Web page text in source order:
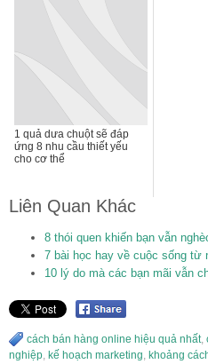
1 quả dưa chuột sẽ đáp
ứng 8 nhu cầu thiết yếu
cho cơ thể
Liên Quan Khác
8 thói quen khiến bạn vẫn
7 bài học hay về cuộc sống từ
10 lý do mà các bạn mãi vẫn
cách bán hàng online hiệu quả nhất,
nghiệp, kế hoạch marketing, khoảng